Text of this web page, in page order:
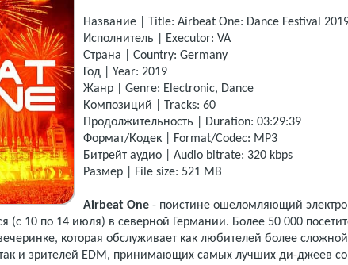
Название | Title: Airbeat One: Dance Festival
Исполнитель | Executor: VA
Страна | Country: Germany
Год | Year: 2019
Жанр | Genre: Electronic, Dance
Композиций | Tracks: 60
Продолжительность | Duration: 03:29:39
Формат/Кодек | Format/Codec: MP3
Битрейт аудио | Audio bitrate: 320 kbps
Размер | File size: 521 MB
Airbeat One - поистине ошеломляющий
(с 10 по 14 июля) в северной Германии. Более 50 000
которая обслуживает как любителей более сложной
и зрителей EDM, принимающих самых лучших ди-джеев со